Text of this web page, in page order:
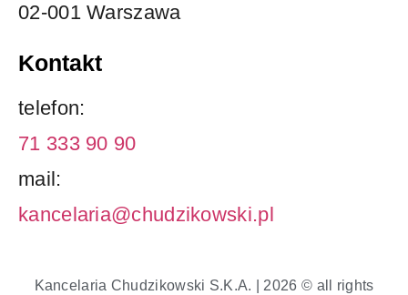
02-001 Warszawa
Kontakt
telefon:
71 333 90 90
mail:
kancelaria@chudzikowski.pl
Kancelaria Chudzikowski S.K.A. | 2026 © all rights